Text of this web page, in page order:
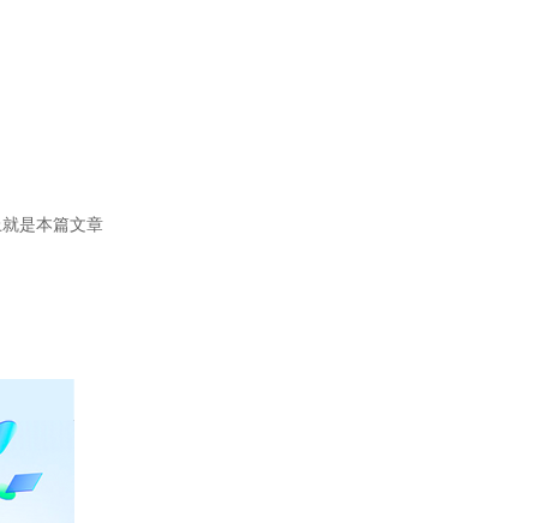
是本篇文章